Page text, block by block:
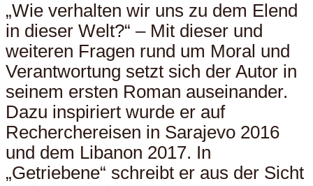
„Wie verhalten wir uns zu dem Elend
in dieser Welt?“ – Mit dieser und
weiteren Fragen rund um Moral und
Verantwortung setzt sich der Autor in
seinem ersten Roman auseinander.
Dazu inspiriert wurde er auf
Recherchereisen in Sarajevo 2016
und dem Libanon 2017. In
„Getriebene“ schreibt er aus der Sicht